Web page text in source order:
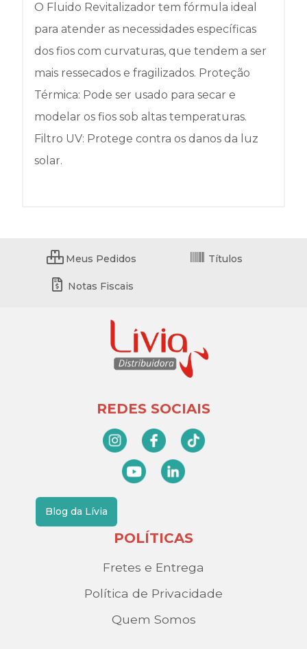
O Fluido Revitalizador tem fórmula ideal
para atender as necessidades específicas
dos fios com curvaturas, que tendem a ser
mais ressecados e fragilizados. Proteção
Térmica: Pode ser usado para secar e
modelar os fios sob altas temperaturas.
Filtro UV: Protege contra os danos da luz
solar.
Meus Pedidos Títulos
Notas Fiscais
REDES SOCIAIS
Blog da Lívia
POLÍTICAS
Fretes e Entrega
Política de Privacidade
Quem Somos